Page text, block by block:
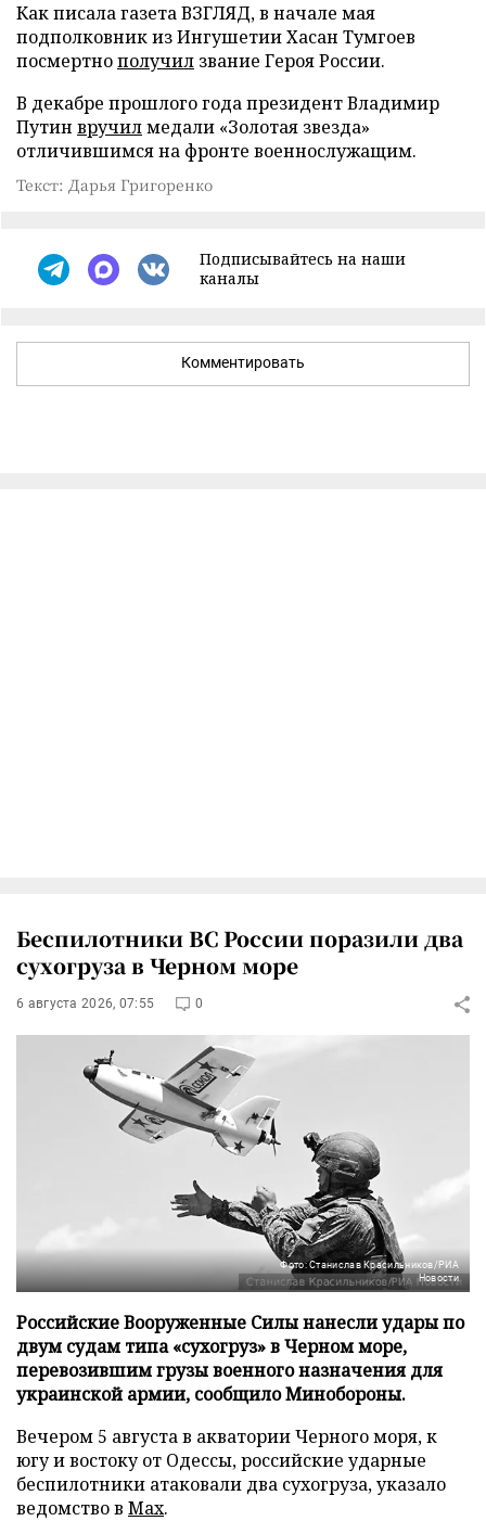
Как писала газета ВЗГЛЯД, в начале мая
подполковник из Ингушетии Хасан Тумгоев
посмертнополучил звание Героя России.
В декабре прошлого года президент Владимир
Путин вручилмедали «Золотая звезда»
отличившимся на фронте военнослужащим.
Текст: Дарья Григоренко
Подписывайтесь на наши
каналы
Комментировать
Беспилотники ВС России поразили два
сухогруза в Черном море
6 августа 2026, 07:55 0
Фото: Станислав Красильников/РИА
Новости
Российские Вооруженные Силы нанесли удары по
двум судам типа «сухогруз» в Черном море,
перевозившим грузы военного назначения для
украинской армии, сообщило Минобороны.
Вечером 5 августа в акватории Черного моря, к
югу и востоку от Одессы, российские ударные
беспилотники атаковали два сухогруза, указало
ведомство в Max.